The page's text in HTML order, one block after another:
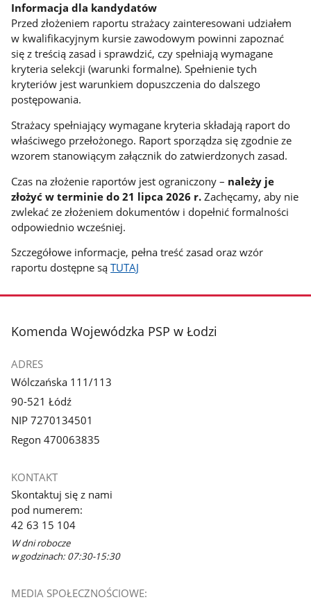
Informacja dla kandydatów
Przed złożeniem raportu strażacy zainteresowani udziałem
w kwalifikacyjnym kursie zawodowym powinni zapoznać
się z treścią zasad i sprawdzić, czy spełniają wymagane
kryteria selekcji (warunki formalne). Spełnienie tych
kryteriów jest warunkiem dopuszczenia do dalszego
postępowania.
Strażacy spełniający wymagane kryteria składają raport do
właściwego przełożonego. Raport sporządza się zgodnie ze
wzorem stanowiącym załącznik do zatwierdzonych zasad.
Czas na złożenie raportów jest ograniczony – należy je
złożyć w terminie do 21 lipca 2026 r. Zachęcamy, aby nie
zwlekać ze złożeniem dokumentów i dopełnić formalności
odpowiednio wcześniej.
Szczegółowe informacje, pełna treść zasad oraz wzór
raportu dostępne sąTUTAJ
stopka
Komenda Wojewódzka PSP w Łodzi
ADRES
Wólczańska 111/113
90-521 Łódź
NIP 7270134501
Regon 470063835
KONTAKT
Skontaktuj się z nami
pod numerem:
42 63 15 104
W dni robocze
w godzinach: 07:30-15:30
MEDIA SPOŁECZNOŚCIOWE: